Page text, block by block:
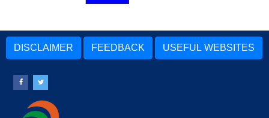
DISCLAIMER FEEDBACK USEFUL WEBSITES